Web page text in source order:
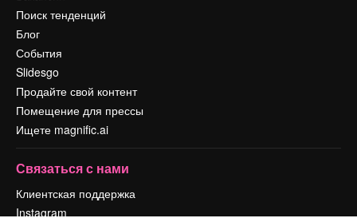
Поиск тенденций
Блог
События
Slidesgo
Продайте свой контент
Помещение для прессы
Ищете magnific.ai
Связаться с нами
Клиентская поддержка
Instagram